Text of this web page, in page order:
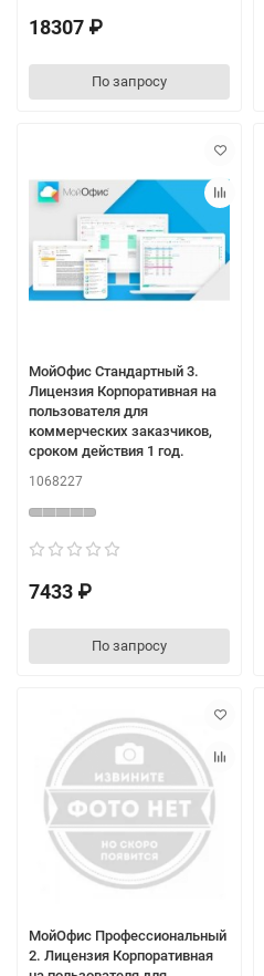
18307 ₽
По запросу
МойОфис Стандартный 3.
Лицензия Корпоративная на
пользователя для
коммерческих заказчиков,
сроком действия 1 год.
1068227
7433 ₽
По запросу
МойОфис Профессиональный
2. Лицензия Корпоративная